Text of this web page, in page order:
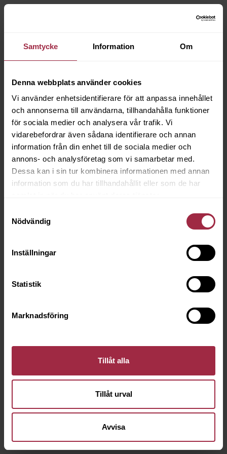
Samtycke Information Om
Denna webbplats använder cookies
Vi använder enhetsidentifierare för att anpassa innehållet
och annonserna till användarna, tillhandahålla funktioner
för sociala medier och analysera vår trafik. Vi
vidarebefordrar även sådana identifierare och annan
information från din enhet till de sociala medier och
annons- och analysföretag som vi samarbetar med.
Dessa kan i sin tur kombinera informationen med annan
information som du har tillhandahållit eller som de har
Nödvändig
Inställningar
Statistik
Marknadsföring
Tillåt alla
Tillåt urval
Avvisa